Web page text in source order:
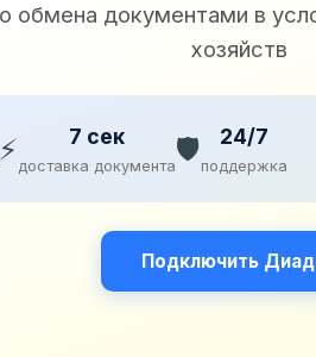
обмена документами в
хозяйств
⚡ 7 сек
доставка документа🛡️ 24/7
поддержка
Подключить